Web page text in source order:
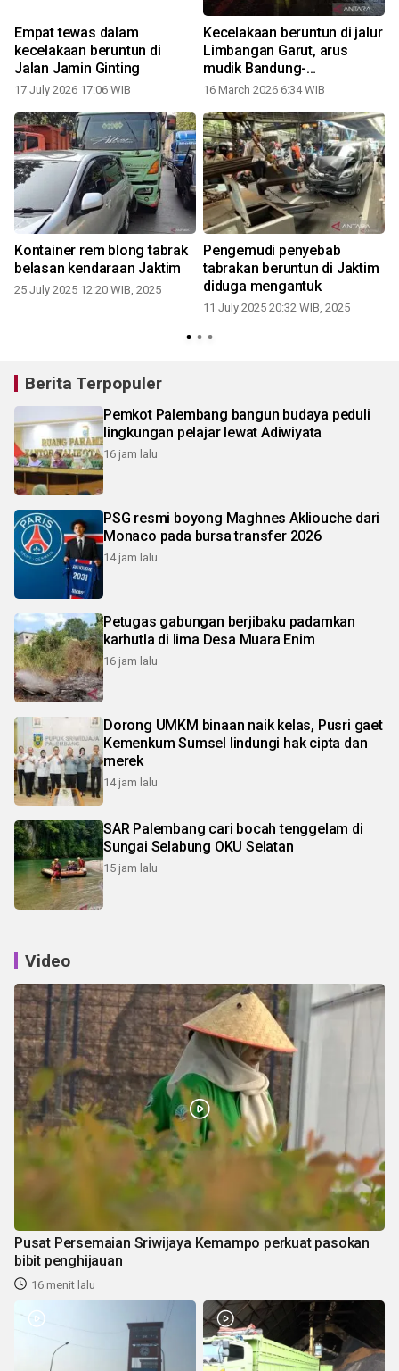
Empat tewas dalam
kecelakaan beruntun di
Jalan Jamin Ginting
17 July 2026 17:06 WIB
Kecelakaan beruntun di jalur
Limbangan Garut, arus
mudik Bandung-
Tasikmalaya macet 3 km
16 March 2026 6:34 WIB
Kontainer rem blong tabrak
belasan kendaraan Jaktim
25 July 2025 12:20 WIB, 2025
Pengemudi penyebab
tabrakan beruntun di Jaktim
diduga mengantuk
11 July 2025 20:32 WIB, 2025
Berita Terpopuler
Pemkot Palembang bangun budaya peduli
lingkungan pelajar lewat Adiwiyata
16 jam lalu
PSG resmi boyong Maghnes Akliouche dari
Monaco pada bursa transfer 2026
14 jam lalu
Petugas gabungan berjibaku padamkan
karhutla di lima Desa Muara Enim
16 jam lalu
Dorong UMKM binaan naik kelas, Pusri gaet
Kemenkum Sumsel lindungi hak cipta dan
merek
14 jam lalu
SAR Palembang cari bocah tenggelam di
Sungai Selabung OKU Selatan
15 jam lalu
Video
Pusat Persemaian Sriwijaya Kemampo perkuat pasokan
bibit penghijauan
16 menit lalu